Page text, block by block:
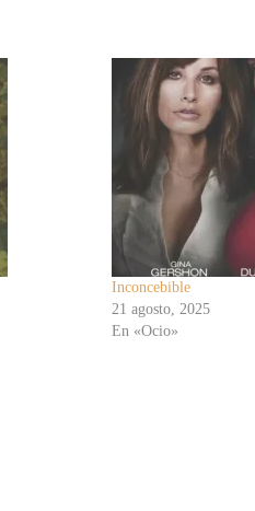
Inconcebible
21 agosto, 2025
En «Ocio»